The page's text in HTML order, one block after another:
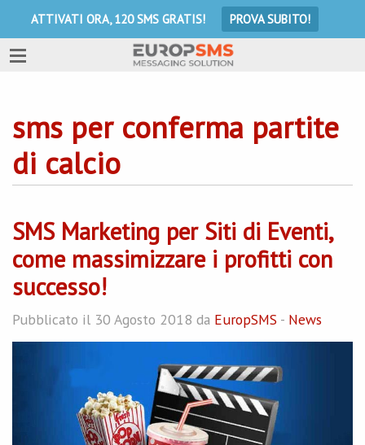
ATTIVATI ORA, 120 SMS GRATIS! PROVA SUBITO!
sms per conferma partite
di calcio
SMS Marketing per Siti di Eventi,
come massimizzare i profitti con
successo!
Pubblicato il 30 Agosto 2018 da EuropSMS - News